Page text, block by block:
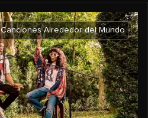
Canciones Alrededor del Mundo